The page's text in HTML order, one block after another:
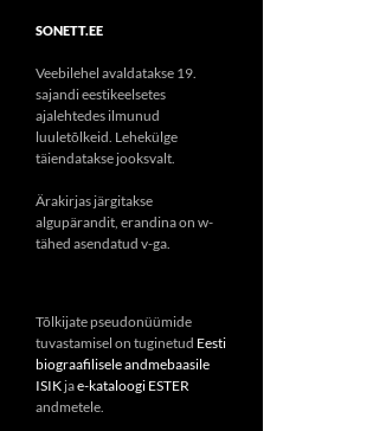
SONETT.EE
Veebilehel avaldatakse 19.
sajandi eestikeelsetes
ajalehtedes ilmunud
luuletõlkeid. Lehekülge
täiendatakse jooksvalt.
Ärakirjas järgitakse
algupärandit, erandina on w-
tähed asendatud v-ga.
Tõlkijate pseudonüümide
tuvastamisel on tuginetud Eesti
biograafilisele andmebaasile
ISIK jae-kataloogi ESTER
andmetele.